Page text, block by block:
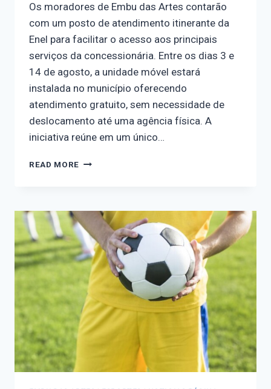
Os moradores de Embu das Artes contarão
com um posto de atendimento itinerante da
Enel para facilitar o acesso aos principais
serviços da concessionária. Entre os dias 3 e
14 de agosto, a unidade móvel estará
instalada no município oferecendo
atendimento gratuito, sem necessidade de
deslocamento até uma agência física. A
iniciativa reúne em um único…
READ MORE